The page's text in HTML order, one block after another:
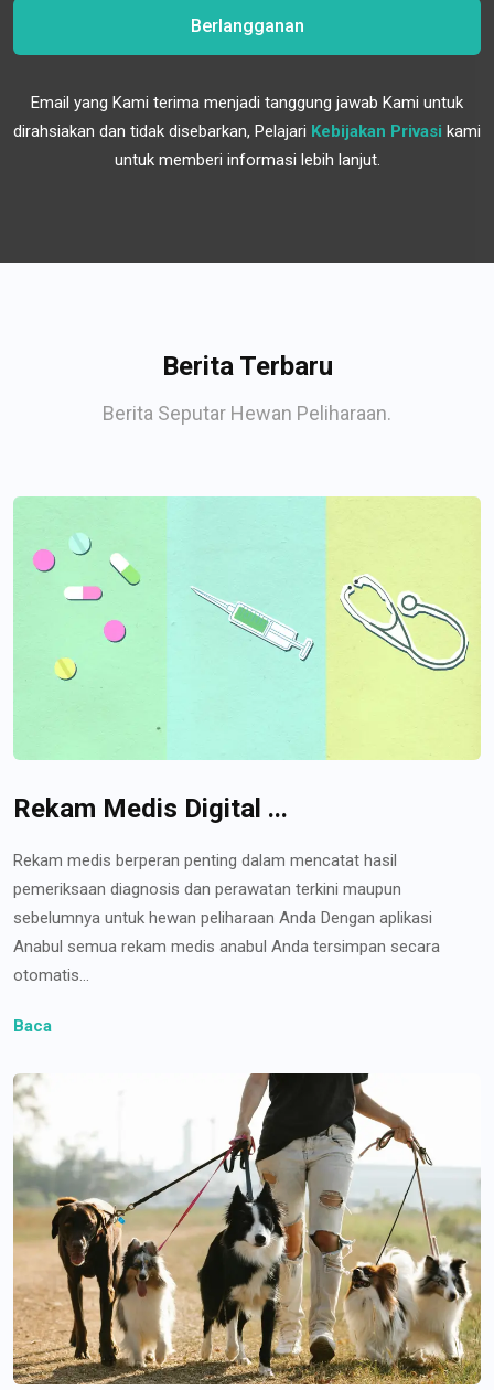
Berlangganan
Email yang Kami terima menjadi tanggung jawab Kami untuk
dirahsiakan dan tidak disebarkan, Pelajari Kebijakan Privasi kami
untuk memberi informasi lebih lanjut.
Berita Terbaru
Berita Seputar Hewan Peliharaan.
Rekam Medis Digital ...
Rekam medis berperan penting dalam mencatat hasil
pemeriksaan diagnosis dan perawatan terkini maupun
sebelumnya untuk hewan peliharaan Anda Dengan aplikasi
Anabul semua rekam medis anabul Anda tersimpan secara
otomatis...
Baca